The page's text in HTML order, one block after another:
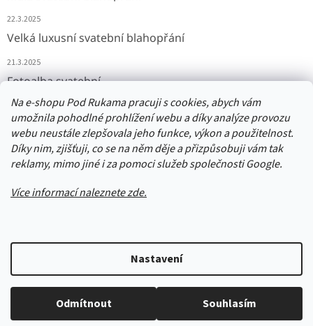
Na e-shopu Pod Rukama pracuji s cookies, abych vám
umožnila pohodlné prohlížení webu a díky analýze provozu
webu neustále zlepšovala jeho funkce, výkon a použitelnost.
Díky nim, zjišťuji, co se na něm děje a přizpůsobuji vám tak
reklamy, mimo jiné i za pomoci služeb společnosti Google.
Více informací naleznete zde.
Nastavení
Odmítnout Souhlasím
Upozornění: Balíčky jsou odesílány odpoledne následující den po
objednání. Počítejte tedy, že budou dodány minimálně o den později,
než jste byli zvyklí. Výrobu a eshop mám nyní na vedlejší činnost. Děkuji
22.3.2025
Velká luxusní svatební blahopřání
21.3.2025
Fotoalba svatební
11.3.2025
Přijímáme online platby
Copyright 2026PodRukama. Všechna práva vyhrazena.Upravit